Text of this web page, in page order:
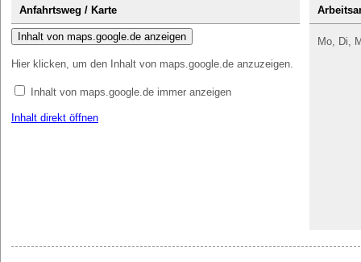
Anfahrtsweg / Karte
Inhalt von maps.google.de anzeigen
Hier klicken, um den Inhalt von maps.google.de anzuzeigen.
Inhalt von maps.google.de immer anzeigen
Inhalt direkt öffnen
Mo, Di,